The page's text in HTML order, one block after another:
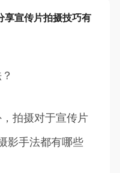
享宣传片拍摄技巧有
拍摄对于宣传片
影手法都有哪些